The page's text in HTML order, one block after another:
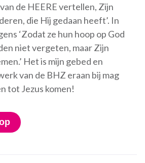
de HEERE vertellen, Zijn
die Hij gedaan heeft’. In
‘Zodat ze hun hoop op God
niet vergeten, maar Zijn
Het is mijn gebed en
van de BHZ eraan bij mag
tot Jezus komen!